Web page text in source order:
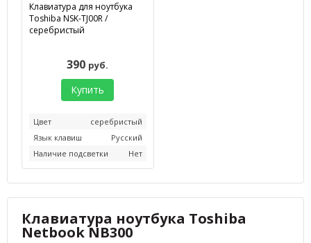
Клавиатура для ноутбука
Toshiba NSK-TJ00R /
серебристый
390 руб.
Купить
Цвет
серебристый
Язык клавиш
Русский
Наличие подсветки
Нет
Клавиатура ноутбука Toshiba
Netbook NB300